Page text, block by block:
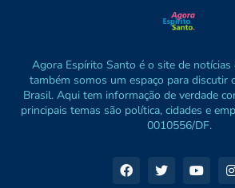
Agora Espírito Santo é o site de
também somos um espaço para discutir
Brasil. Aqui tem informação de verdade
principais temas são política, cidades e
0010556/DF.